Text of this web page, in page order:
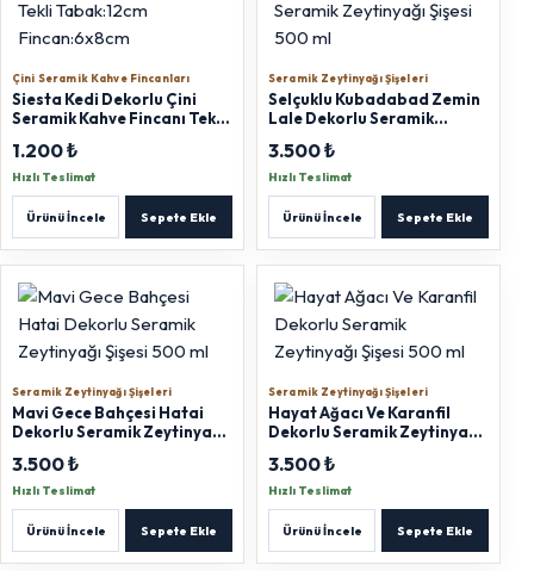
Çini Seramik Kahve Fincanları
Siesta Kedi Dekorlu Çini
Seramik Kahve Fincanı Tekli
1.200 ₺
Hızlı Teslimat
Ürünü İncele Sepete Ekle
Seramik Zeytinyağı Şişeleri
Selçuklu Kubadabad Zemin
Lale Dekorlu Seramik
3.500 ₺
Hızlı Teslimat
Ürünü İncele Sepete Ekle
Seramik Zeytinyağı Şişeleri
Mavi Gece Bahçesi Hatai
Dekorlu Seramik Zeytinyağı
3.500 ₺
Hızlı Teslimat
Ürünü İncele Sepete Ekle
Seramik Zeytinyağı Şişeleri
Hayat Ağacı Ve Karanfil
Dekorlu Seramik Zeytinyağı
3.500 ₺
Hızlı Teslimat
Ürünü İncele Sepete Ekle